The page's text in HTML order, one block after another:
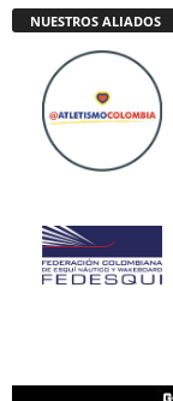
NUESTROS ALIADOS